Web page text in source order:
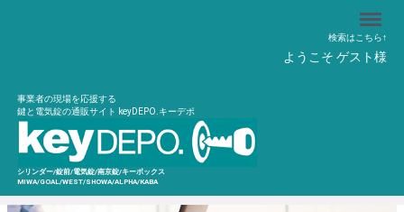
検索はこちら↑
ようこそ ゲスト様
事業者の現場を応援する
鍵と電気錠の通販サイト keyDEPO.キーデポ
シリンダー/錠前/電気錠/南京錠/キーボックス
MIWA/GOAL/WEST/SHOWA/ALPHA/KABA
Menu